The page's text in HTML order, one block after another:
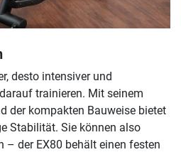
desto intensiver und
trainieren. Mit seinem
der kompakten Bauweise bietet
Stabilität. Sie können also
– der EX80 behält einen festen